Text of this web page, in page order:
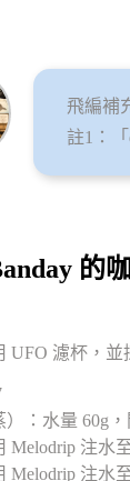
飛編補
註1：
的
UFO 濾杯，
：水量 60g
Melodrip 注水
Melodrip 注水